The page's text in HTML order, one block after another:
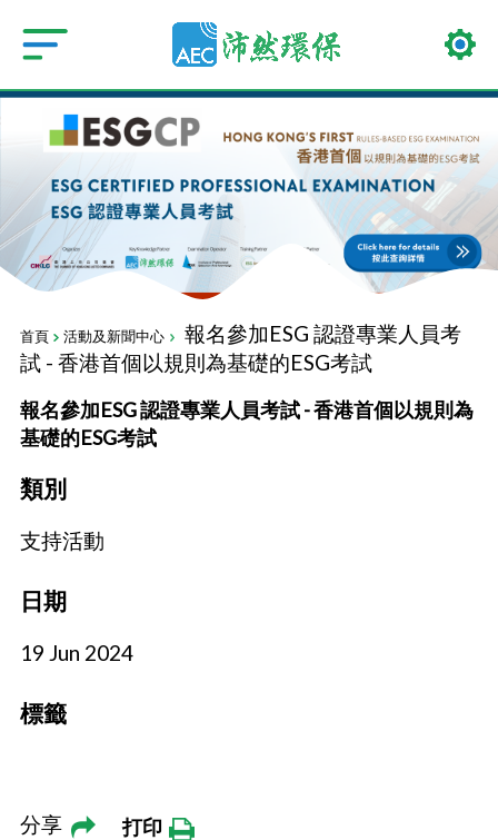
首頁 活動及新聞中心
報名參加ESG 認證專業人員考
試 - 香港首個以規則為基礎的ESG考試
報名參加ESG 認證專業人員考試 - 香港首個以規則為
基礎的ESG考試
類別
支持活動
日期
19 Jun 2024
標籤
分享 打印